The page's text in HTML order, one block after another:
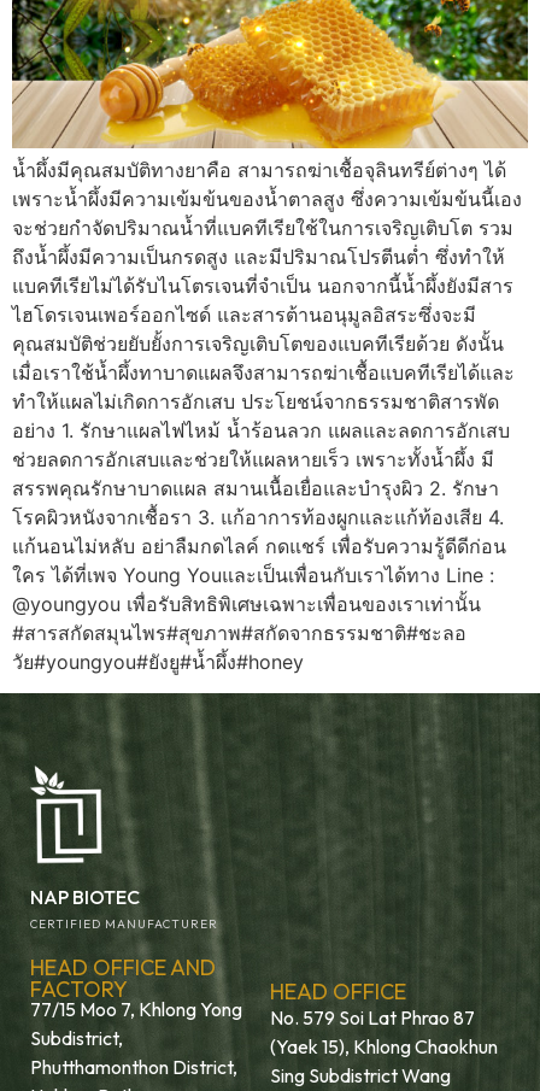
น้ำผึ้งมีคุณสมบัติทางยาคือ สามารถฆ่าเชื้อจุลินทรีย์ต่างๆ ได้
เพราะน้ำผึ้งมีความเข้มข้นของน้ำตาลสูง ซึ่งความเข้มข้นนี้เอง
จะช่วยกำจัดปริมาณน้ำที่แบคทีเรียใช้ในการเจริญเติบโต รวม
ถึงน้ำผึ้งมีความเป็นกรดสูง และมีปริมาณโปรตีนต่ำ ซึ่งทำให้
แบคทีเรียไม่ได้รับไนโตรเจนที่จำเป็น นอกจากนี้น้ำผึ้งยังมีสาร
ไฮโดรเจนเพอร์ออกไซด์ และสารต้านอนุมูลอิสระซึ่งจะมี
คุณสมบัติช่วยยับยั้งการเจริญเติบโตของแบคทีเรียด้วย ดังนั้น
เมื่อเราใช้น้ำผึ้งทาบาดแผลจึงสามารถฆ่าเชื้อแบคทีเรียได้และ
ทำให้แผลไม่เกิดการอักเสบ ประโยชน์จากธรรมชาติสารพัด
อย่าง 1. รักษาแผลไฟไหม้ น้ำร้อนลวก แผลและลดการอักเสบ
ช่วยลดการอักเสบและช่วยให้แผลหายเร็ว เพราะทั้งน้ำผึ้ง มี
สรรพคุณรักษาบาดแผล สมานเนื้อเยื่อและบำรุงผิว 2. รักษา
โรคผิวหนังจากเชื้อรา 3. แก้อาการท้องผูกและแก้ท้องเสีย 4.
แก้นอนไม่หลับ อย่าลืมกดไลค์ กดแชร์ เพื่อรับความรู้ดีดีก่อน
ใคร ได้ที่เพจ Young Youและเป็นเพื่อนกับเราได้ทาง Line :
@youngyou เพื่อรับสิทธิพิเศษเฉพาะเพื่อนของเราเท่านั้น
#สารสกัดสมุนไพร#สุขภาพ#สกัดจากธรรมชาติ#ชะลอ
วัย#youngyou#ยังยู#น้ำผึ้ง#honey
NAP BIOTEC
CERTIFIED MANUFACTURER
HEAD OFFICE AND
FACTORY
77/15 Moo 7, Khlong Yong
Subdistrict,
Phutthamonthon District,
HEAD OFFICE
No. 579 Soi Lat Phrao 87
(Yaek 15), Khlong Chaokhun
Sing Subdistrict Wang